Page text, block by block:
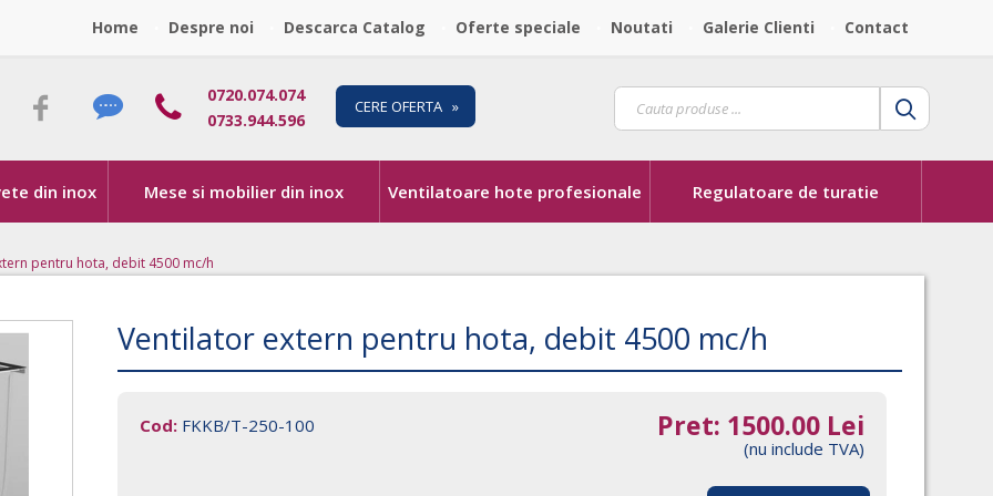
Home Despre noi Descarca Catalog Oferte speciale Noutati Galerie Clienti Contact
0720.074.074
0733.944.596
CERE OFERTA »
din inox Mese si mobilier din inox Ventilatoare hote profesionale Regulatoare de turatie
pentru hota, debit 4500 mc/h
Ventilator extern pentru hota, debit 4500 mc/h
Pret: 1500.00 Lei
(nu include TVA)
Cod: FKKB/T-250-100